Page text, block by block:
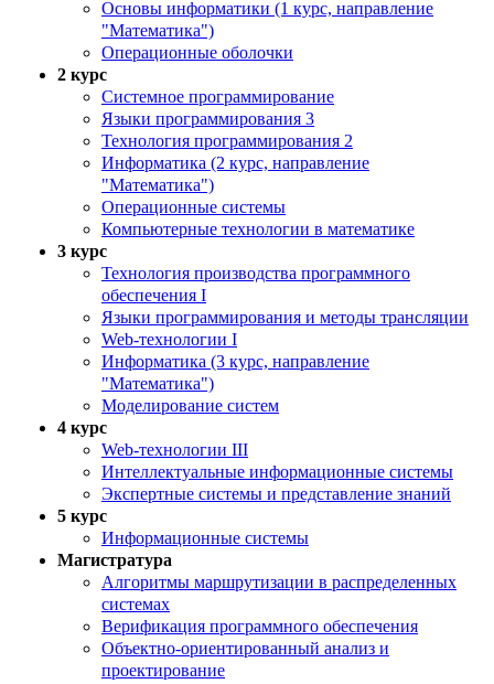
Основы информатики (1 курс, направление
"Математика")
Операционные оболочки
2 курс
Системное программирование
Языки программирования 3
Технология программирования 2
Информатика (2 курс, направление
"Математика")
Операционные системы
Компьютерные технологии в математике
3 курс
Технология производства программного
обеспечения I
Языки программирования и методы трансляции
Web-технологии I
Информатика (3 курс, направление
"Математика")
Моделирование систем
4 курс
Web-технологии III
Интеллектуальные информационные системы
Экспертные системы и представление знаний
5 курс
Информационные системы
Магистратура
Алгоритмы маршрутизации в распределенных
системах
Верификация программного обеспечения
Объектно-ориентированный анализ и
проектирование